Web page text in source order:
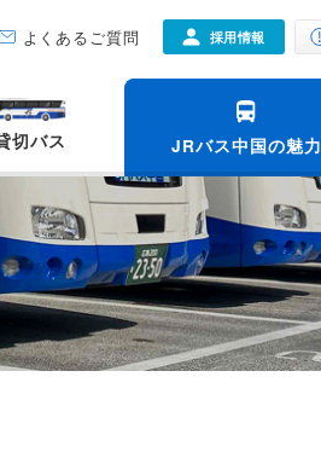
よくあるご質問 採用情報
切バス JRバス中国の魅力